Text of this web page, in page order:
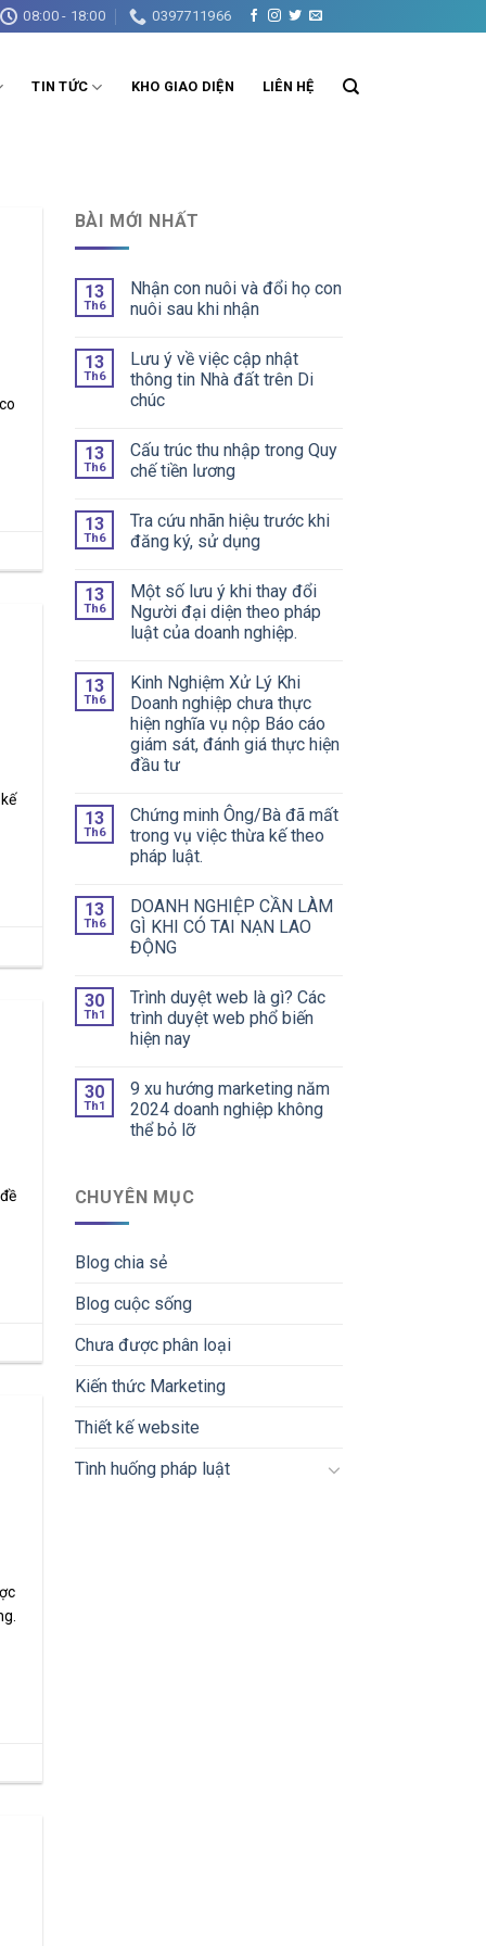
08:00 - 18:00 0397711966
TIN TỨC KHO GIAO DIỆN LIÊN HỆ
BÀI MỚI NHẤT
13
Th6
Nhận con nuôi và đổi họ con
nuôi sau khi nhận
13
Th6
Lưu ý về việc cập nhật
thông tin Nhà đất trên Di
chúc
13
Th6
Cấu trúc thu nhập trong Quy
chế tiền lương
13
Th6
Tra cứu nhãn hiệu trước khi
đăng ký, sử dụng
13
Th6
Một số lưu ý khi thay đổi
Người đại diện theo pháp
luật của doanh nghiệp.
13
Th6
Kinh Nghiệm Xử Lý Khi
Doanh nghiệp chưa thực
hiện nghĩa vụ nộp Báo cáo
giám sát, đánh giá thực hiện
đầu tư
13
Th6
Chứng minh Ông/Bà đã mất
trong vụ việc thừa kế theo
pháp luật.
13
Th6
DOANH NGHIỆP CẦN LÀM
GÌ KHI CÓ TAI NẠN LAO
ĐỘNG
30
Th1
Trình duyệt web là gì? Các
trình duyệt web phổ biến
hiện nay
30
Th1
9 xu hướng marketing năm
2024 doanh nghiệp không
thể bỏ lỡ
CHUYÊN MỤC
Blog chia sẻ
Blog cuộc sống
Chưa được phân loại
Kiến thức Marketing
Thiết kế website
Tình huống pháp luật